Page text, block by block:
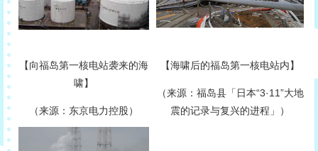
【向福岛第一核电站袭来的海
啸】
（来源：东京电力控股）
【海啸后的福岛第一核电站内】
（来源：福岛县「日本“3·11”大地
震的记录与复兴的进程」）